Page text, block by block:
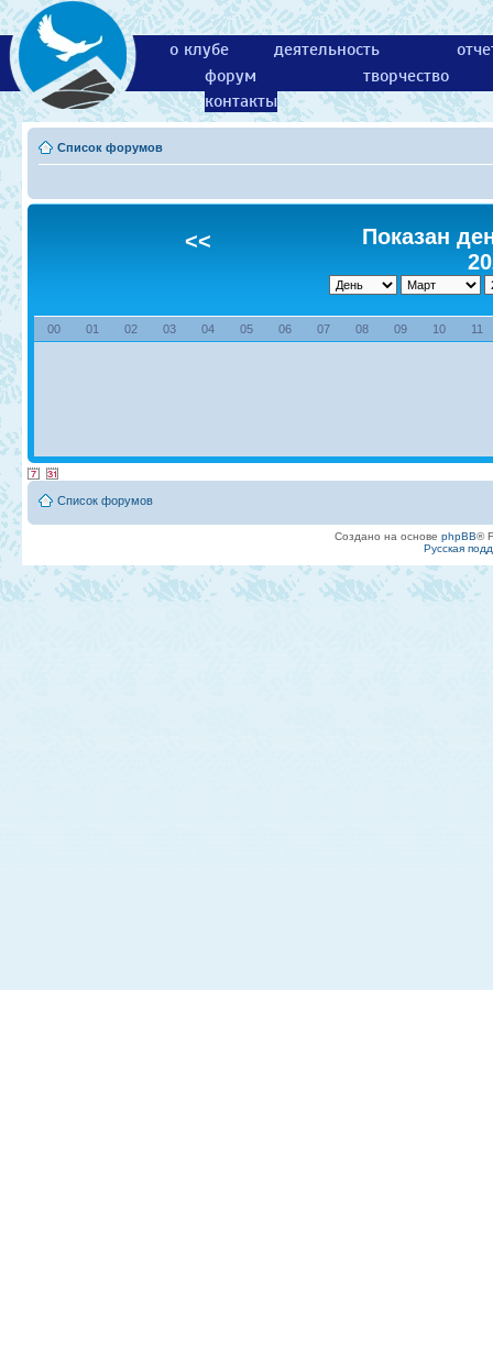
о клубе деятельность
форум
творчество
контакты
Список форумов
<<
Показан
00 01 02 03 04 05 06 07 08 09 10 11
Список форумов
Создано на основе phpBB®
Русская